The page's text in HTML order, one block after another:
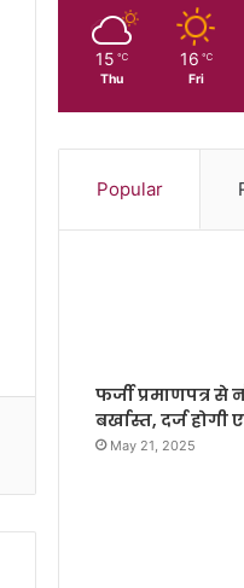
15 ℃
Thu
16 ℃
Fri
Popular
फर्जी प्रमाणपत्र
बर्खास्त, दर्ज
May 21, 2025